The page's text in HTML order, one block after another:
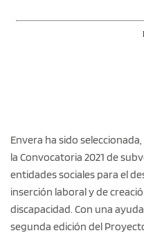
Envera ha sido
la Convocatoria 2021 de
entidades sociales para el
inserción laboral y de
discapacidad. Con una
segunda edición del